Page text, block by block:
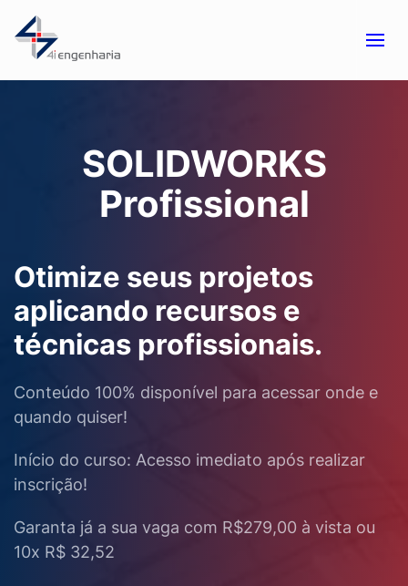
Skip to main content
SOLIDWORKS
Profissional
Otimize seus projetos
aplicando recursos e
técnicas profissionais.
Conteúdo 100% disponível para acessar onde e
quando quiser!
Início do curso: Acesso imediato após realizar
inscrição!
Garanta já a sua vaga com R$279,00 à vista ou
10x R$ 32,52